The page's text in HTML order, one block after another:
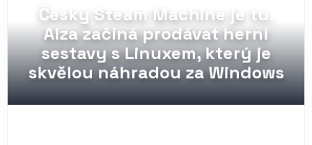
Český Steam Machine je tu.
Alza začíná prodávat herní
sestavy s Linuxem, který je
skvělou náhradou za Windows